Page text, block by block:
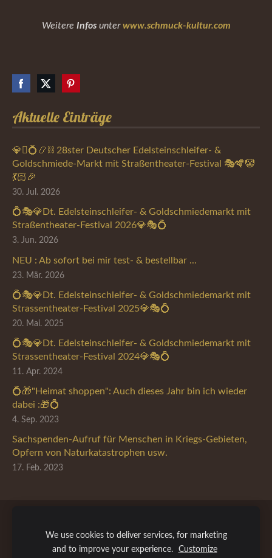
Aktuelle Einträge
💎🪎💍📿⛓️ 28ster Deutscher Edelsteinschleifer- &
Goldschmiede-Markt mit Straßentheater-Festival 🎭🪇🤡
💃🏻🎉
30. Jul. 2026
💍🎭💎Dt. Edelsteinschleifer- & Goldschmiedemarkt mit
Straßentheater-Festival 2026💎🎭💍
3. Jun. 2026
NEU : Ab sofort bei mir test- & bestellbar ...
23. Mär. 2026
💍🎭💎Dt. Edelsteinschleifer- & Goldschmiedemarkt mit
Strassentheater-Festival 2025💎🎭💍
20. Mai. 2025
💍🎭💎Dt. Edelsteinschleifer- & Goldschmiedemarkt mit
Strassentheater-Festival 2024💎🎭💍
11. Apr. 2024
💍🎁"Heimat shoppen": Auch dieses Jahr bin ich wieder
dabei :🎁💍
4. Sep. 2023
Sachspenden-Aufruf für Menschen in Kriegs-Gebieten,
Opfern von Naturkatastrophen usw.
17. Feb. 2023
Weitere Infosunterwww.schmuck-kultur.com
We use cookies to deliver services, for marketing
and to improve your experience. Customize